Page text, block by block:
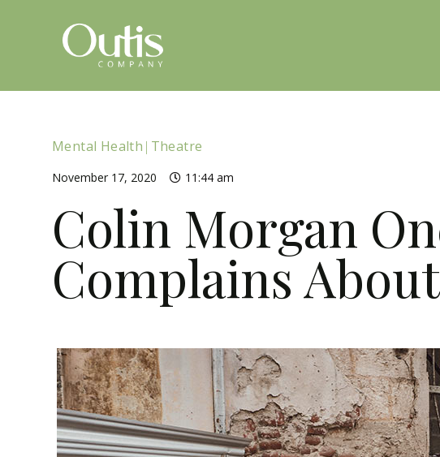
Mental Health | Theatre
November 17, 2020 11:44 am
Colin Morgan
Complains